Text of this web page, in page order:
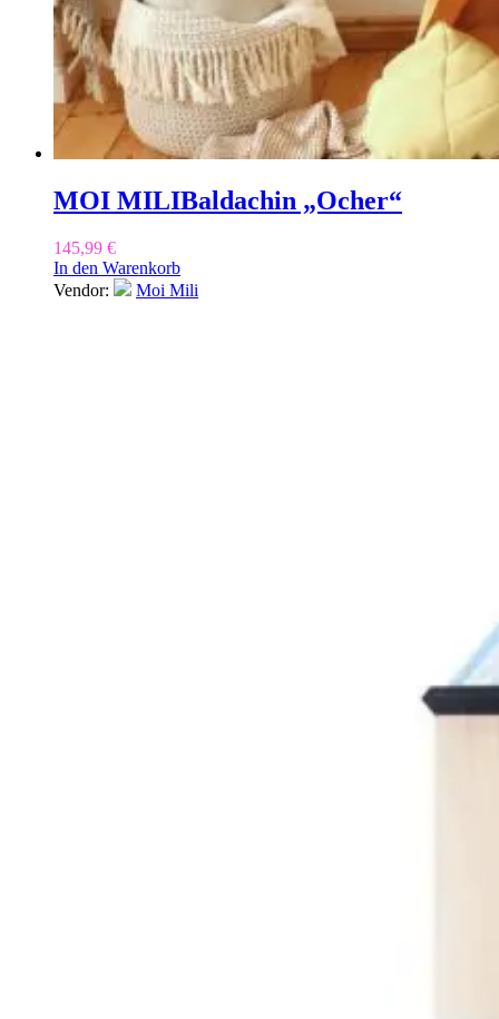
MOI MILIBaldachin „Ocher“
145,99 €
In den Warenkorb
Vendor:
Moi Mili